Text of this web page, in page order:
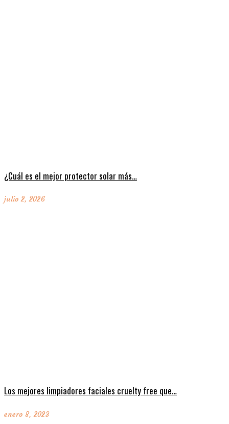
¿Cuál es el mejor protector solar más…
julio 2, 2026
Los mejores limpiadores faciales cruelty free que…
enero 8, 2023